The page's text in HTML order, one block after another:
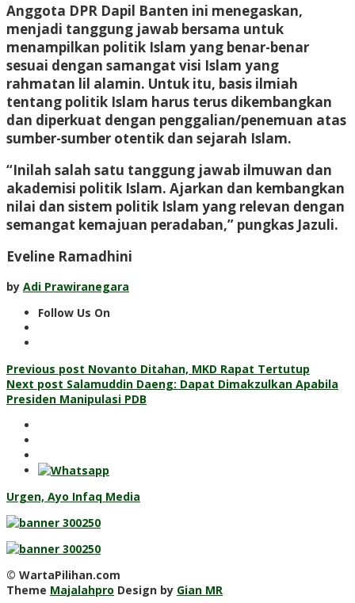
Anggota DPR Dapil Banten ini menegaskan,
menjadi tanggung jawab bersama untuk
menampilkan politik Islam yang benar-benar
sesuai dengan samangat visi Islam yang
rahmatan lil alamin. Untuk itu, basis ilmiah
tentang politik Islam harus terus dikembangkan
dan diperkuat dengan penggalian/penemuan atas
sumber-sumber otentik dan sejarah Islam.
“Inilah salah satu tanggung jawab ilmuwan dan
akademisi politik Islam. Ajarkan dan kembangkan
nilai dan sistem politik Islam yang relevan dengan
semangat kemajuan peradaban,” pungkas Jazuli.
Eveline Ramadhini
by Adi Prawiranegara
Follow Us On
Post
navigation
Previous post Novanto Ditahan, MKD Rapat Tertutup
Next post Salamuddin Daeng: Dapat Dimakzulkan Apabila
Presiden Manipulasi PDB
Urgen, Ayo Infaq Media
© WartaPilihan.com
Theme Majalahpro Design by Gian MR